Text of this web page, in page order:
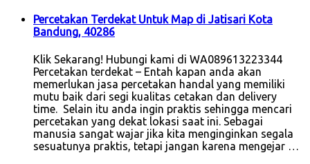
Percetakan Terdekat Untuk Map di Jatisari Kota
Bandung, 40286
Klik Sekarang! Hubungi kami di WA089613223344
Percetakan terdekat – Entah kapan anda akan
memerlukan jasa percetakan handal yang memiliki
mutu baik dari segi kualitas cetakan dan delivery
time. Selain itu anda ingin praktis sehingga mencari
percetakan yang dekat lokasi saat ini. Sebagai
manusia sangat wajar jika kita menginginkan segala
sesuatunya praktis, tetapi jangan karena mengejar …